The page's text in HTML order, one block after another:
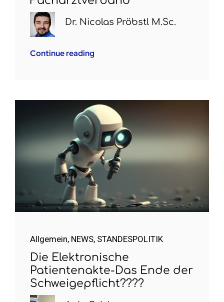
Dr. Nicolas Pröbstl M.Sc.
Continue reading
Allgemein, NEWS, STANDESPOLITIK
Die Elektronische
Patientenakte-Das Ende der
Schweigepflicht????